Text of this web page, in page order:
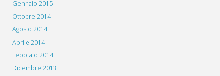
Gennaio 2015
Ottobre 2014
Agosto 2014
Aprile 2014
Febbraio 2014
Dicembre 2013